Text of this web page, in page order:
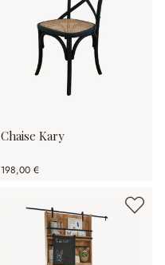
Chaise Kary
198,00 €